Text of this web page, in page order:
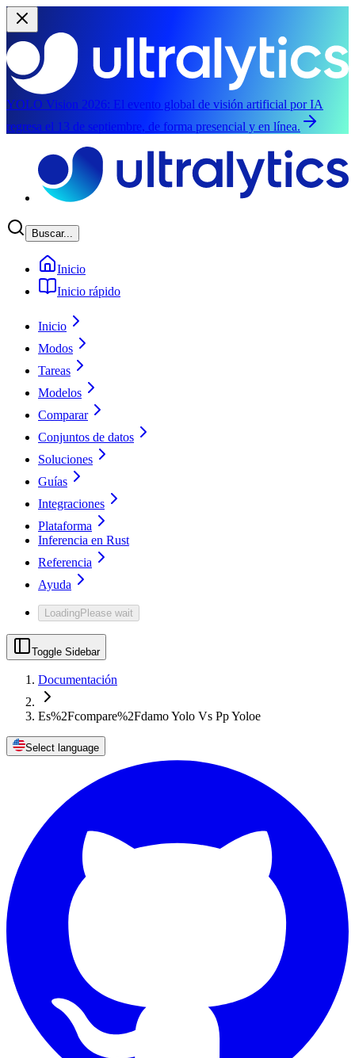
YOLO Vision 2026: El evento global de visión artificial por IA
regresa el 13 de septiembre, de forma presencial y en línea.
Buscar...
Inicio
Inicio rápido
Inicio
Modos
Tareas
Modelos
Comparar
Conjuntos de datos
Soluciones
Guías
Integraciones
Plataforma
Inferencia en Rust
Referencia
Ayuda
LoadingPlease wait
Toggle Sidebar
Documentación
Es%2Fcompare%2Fdamo Yolo Vs Pp Yoloe
Select language